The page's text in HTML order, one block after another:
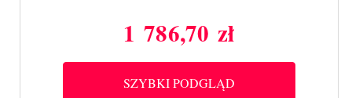
Cena
1 786,70 zł
SZYBKI PODGLĄD